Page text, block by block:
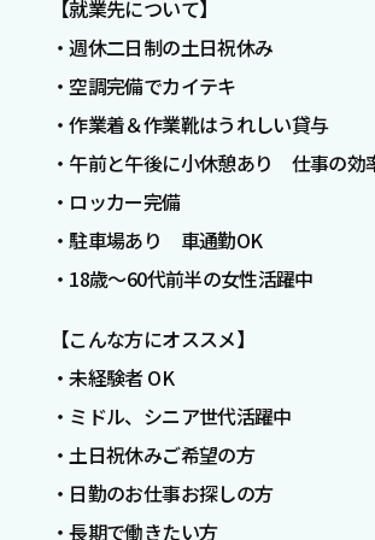
【就業先について】
・週休二日制の土日祝休み
・空調完備でカイテキ
・作業着＆作業靴はうれしい貸与
・午前と午後に小休憩あり 仕事の効
・ロッカー完備
・駐車場あり 車通勤OK
・18歳～60代前半の女性活躍中
【こんな方にオススメ】
・未経験者 OK
・ミドル、シニア世代活躍中
・土日祝休みご希望の方
・日勤のお仕事お探しの方
・長期で働きたい方